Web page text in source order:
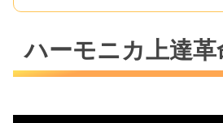
ハーモニカ上達革